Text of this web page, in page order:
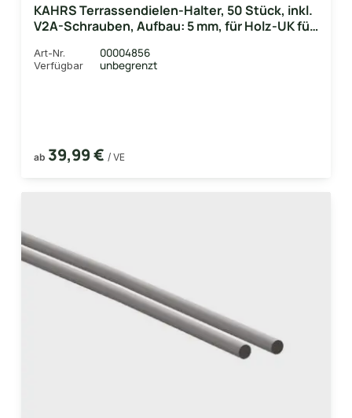
KAHRS Terrassendielen-Halter, 50 Stück, inkl.
V2A-Schrauben, Aufbau: 5 mm, für Holz-UK für
Art-Nr. 00004856
Verfügbar unbegrenzt
ab 39,99 € / VE